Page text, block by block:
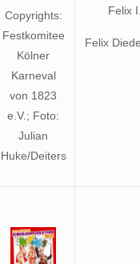
Copyrights:
Festkomitee
Kölner
Karneval
von 1823
e.V.; Foto:
Julian
Huke/Deiters
Felix
Felix